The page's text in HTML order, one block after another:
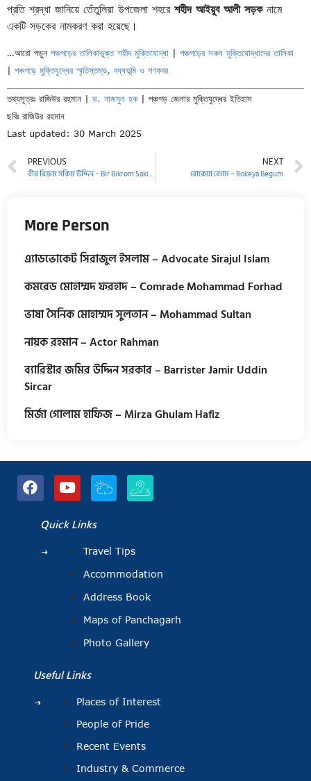
প্রতি শ্রদ্ধা জানিয়ে তেঁতুলিয়া উপজেলা শহরে শহীদ আইয়ুব আলী সড়কনামে
একটি সড়কের নামকরণ করা হয়েছে।
…আরো পড়ুন পঞ্চগড়ের তালিকাভুক্ত শহীদ মুক্তিযোদ্ধা | পঞ্চগড়ের সকল মুক্তিযোদ্ধাদের তালিকা
| পঞ্চগড়ে মুক্তিযুদ্ধের স্মৃতিস্তম্ভ, বধ্যভূমি ও গণকবর
তথ্যসূত্রঃ রাজিউর রহমান | ড. নাজমুল হক| পঞ্চগড় জেলার মুক্তিযুদ্ধের ইতিহাস
ছবিঃ রাজিউর রহমান
Last updated: 30 March 2025
PREVIOUS
বীর বিক্রম সকিম উদ্দিন – Bir Bikrom Sakim Uddin
NEXT
রোকেয়া বেগম – Rokeya Begum
More Person
এ্যাডভোকেট সিরাজুল ইসলাম – Advocate Sirajul Islam
কমরেড মোহাম্মদ ফরহাদ – Comrade Mohammad Forhad
ভাষা সৈনিক মোহাম্মদ সুলতান – Mohammad Sultan
নায়ক রহমান – Actor Rahman
ব্যারিস্টার জমির উদ্দিন সরকার – Barrister Jamir Uddin
Sircar
মির্জা গোলাম হাফিজ – Mirza Ghulam Hafiz
Quick Links
Travel Tips
Accommodation
Address Book
Maps of Panchagarh
Photo Gallery
Useful Links
Places of Interest
People of Pride
Recent Events
Industry & Commerce